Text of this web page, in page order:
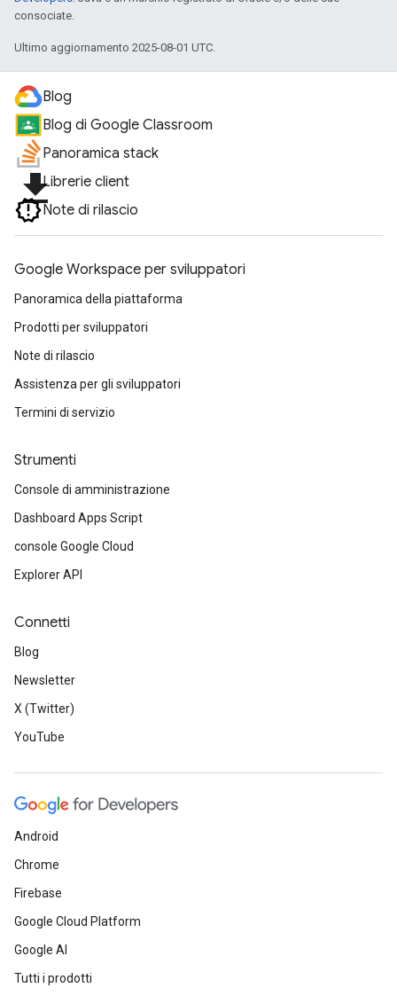
consociate.
Ultimo aggiornamento 2025-08-01 UTC.
Blog
Blog di Google Classroom
Panoramica stack
file_downloadLibrerie client
Note di rilascio
Google Workspace per sviluppatori
Panoramica della piattaforma
Prodotti per sviluppatori
Note di rilascio
Assistenza per gli sviluppatori
Termini di servizio
Strumenti
Console di amministrazione
Dashboard Apps Script
console Google Cloud
Explorer API
Connetti
Blog
Newsletter
X (Twitter)
YouTube
Android
Chrome
Firebase
Google Cloud Platform
Google AI
Tutti i prodotti